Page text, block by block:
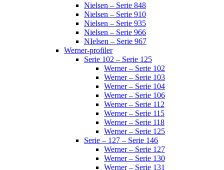
Nielsen – Serie 848
Nielsen – Serie 910
Nielsen – Serie 935
Nielsen – Serie 966
NIelsen – Serie 967
Werner-profiler
Serie 102 – Serie 125
Werner – Serie 102
Werner – Serie 103
Werner – Serie 104
Werner – Serie 106
Werner – Serie 112
Werner – Serie 115
Werner – Serie 118
Werner – Serie 125
Serie – 127 – Serie 146
Werner – Serie 127
Werner – Serie 130
Werner – Serie 131